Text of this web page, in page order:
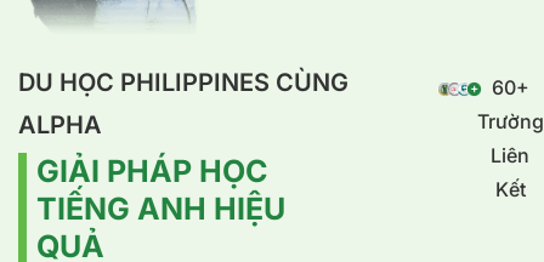
DU HỌC PHILIPPINES CÙNG
ALPHA
GIẢI PHÁP HỌC
TIẾNG ANH HIỆU
QUẢ
60+
Trường
Liên
Kết